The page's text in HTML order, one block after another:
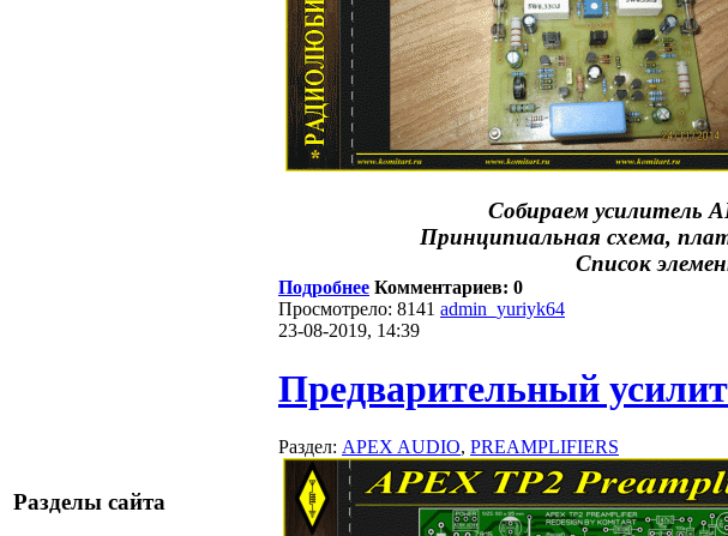
Разделы сайта
Собираем усилитель
Принципиальная схема,
Список
Подробнее Комментариев: 0
Просмотрело: 8141 admin_yuriyk64
23-08-2019, 14:39
Предварительный
Раздел: APEX AUDIO, PREAMPLIFIERS